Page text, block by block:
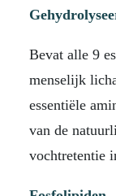
Bevat alle 9
menselijk
essentiële
van de
vochtretentie